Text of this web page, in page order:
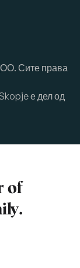
Сите права
е дел од
of